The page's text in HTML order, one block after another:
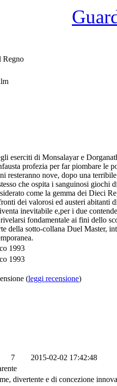
Regno
eserciti di Monsalayar e
profezia per far piombare le
resteranno nove, dopo una
che ospita i sanguinosi giochi
come la gemma dei Dieci
dei valorosi ed austeri abitanti
inevitabile e,per i due
fondamentale ai fini dello
della sotto-collana Duel Master,
1993
1993
(leggi recensione)
7
2015-02-02 17:42:48
divertente e di concezione